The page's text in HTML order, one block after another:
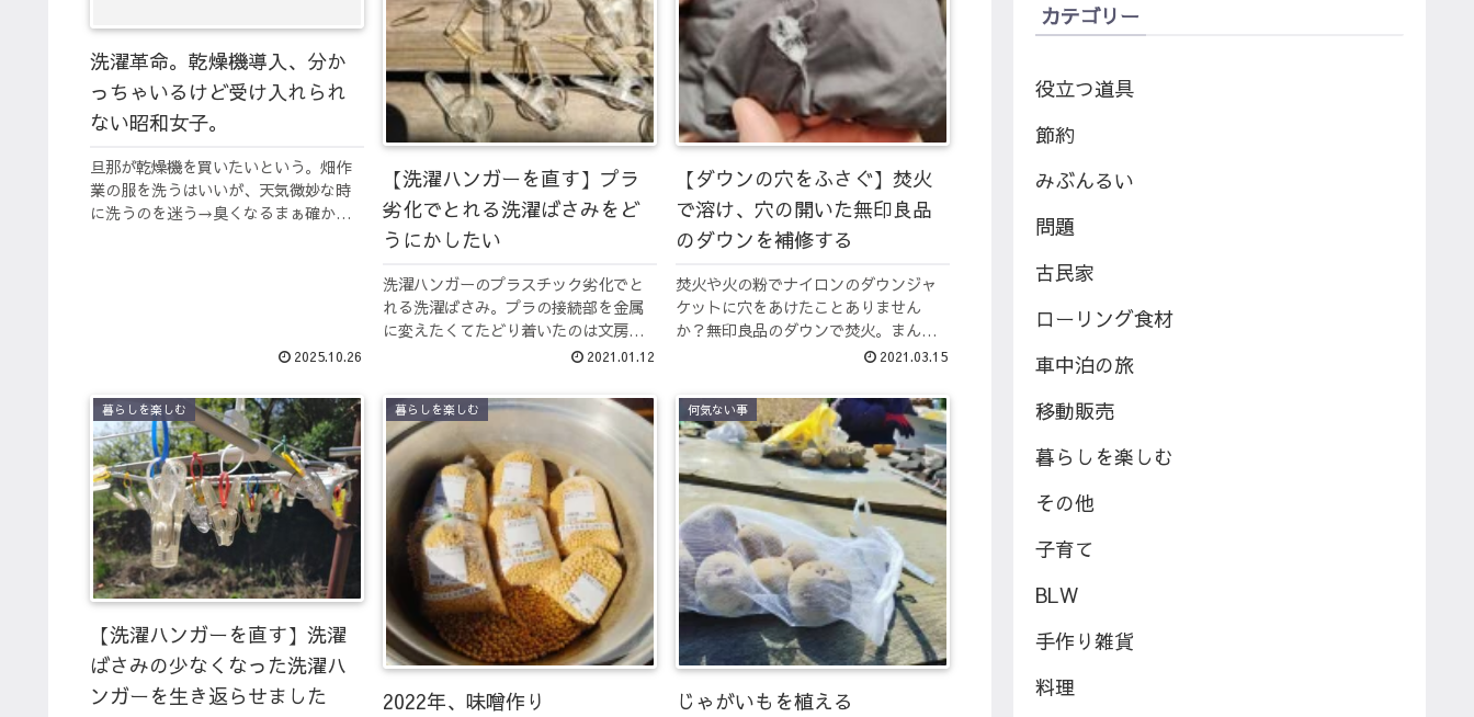
洗濯革命。乾燥機導入、分か
っちゃいるけど受け入れられ
ない昭和女子。
旦那が乾燥機を買いたいという。畑作
業の服を洗うはいいが、天気微妙な時
に洗うのを迷う→臭くなるまぁ確か
2025.10.26
【洗濯ハンガーを直す】プラ
劣化でとれる洗濯ばさみをど
うにかしたい
洗濯ハンガーのプラスチック劣化でと
れる洗濯ばさみ。プラの接続部を金属
に変えたくてたどり着いたのは文房具
のクリップ。クリップを使って洗濯ハ
ーの直し方
2021.01.12
【ダウンの穴をふさぐ】焚火
で溶け、穴の開いた無印良品
のダウンを補修する
焚火や火の粉でナイロンのダウンジャ
ケットに穴をあけたことありません
か？無印良品のダウンで焚火。まんま
と穴をあけました。羽が飛んで行って
ルで穴をふさいで補修しました。
2021.03.15
暮らしを楽しむ
【洗濯ハンガーを直す】洗濯
ばさみの少なくなった洗濯ハ
ンガーを生き返らせました
暮らしを楽しむ
2022年、味噌作り
何気ない事
じゃがいもを植える
カテゴリー
役立つ道具
節約
みぶんるい
問題
古民家
ローリング食材
車中泊の旅
移動販売
暮らしを楽しむ
その他
子育て
BLW
手作り雑貨
料理